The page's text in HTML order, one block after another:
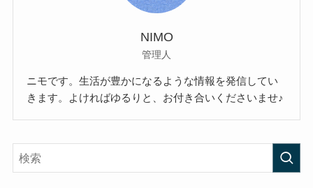
NIMO
管理人
ニモです。生活が豊かになるような情報を発信してい
きます。よければゆるりと、お付き合いくださいませ♪